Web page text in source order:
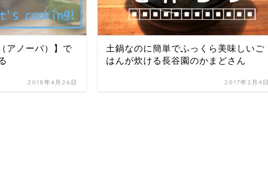
アノーバ）】で
2018年4月26日
土鍋なのに簡単でふっくら美味しいご
はんが炊ける長谷園のかまどさん
2017年2月4日